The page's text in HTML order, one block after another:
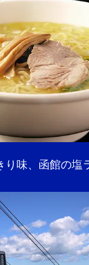
り味、函館の塩